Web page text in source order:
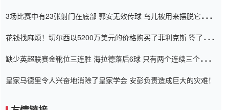
3场比赛中有23张射门在底部 郭安无效传球 鸟儿被用来摆脱它
花钱找麻烦！切尔西以5200万美元的价格购买了菲利克斯 签了7年
缺少英超联赛金靴位三连胜 海拉德落后6球 只有两个连续三个连续
皇家马德里令人兴奋地消除了皇家学会 安彭负责造成巨大的灾难！